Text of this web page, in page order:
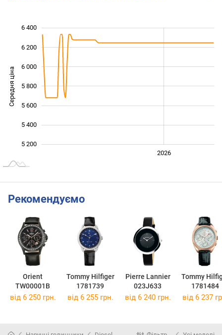
Середня ціна 5 200
5 200
5 400
5 600
5 800
6 000
6 200
6 400
2026
Рекомендуємо
Orient
TW00001B
Tommy Hilfiger
1781739
Pierre Lannier
023J633
Tommy
1781484
від 6 250 грн. від 6 255 грн. від 6 240 грн. від 6 237